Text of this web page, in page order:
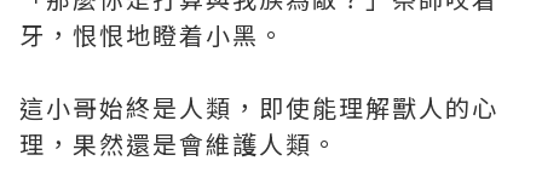
牙，恨恨地瞪着小黑。
這小哥始終是人類，即使能理解獸人的心
理，果然還是會維護人類。